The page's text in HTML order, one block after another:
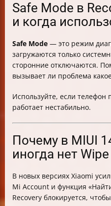
Safe Mode в
и когда
Safe Mode — это режим
загружаются только
сторонние отключаются.
вызывает ли проблема
Используйте, если телефон
работает нестабильно.
Почему в MIUI
иногда нет
В новых версиях Xiaomi
Mi Account и функция
Recovery блокируется,